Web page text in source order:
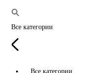
Все категории
Все категории